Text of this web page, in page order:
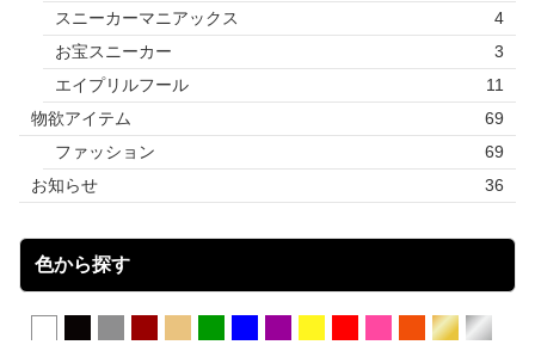
スニーカーマニアックス
4
お宝スニーカー
3
エイプリルフール
11
物欲アイテム
69
ファッション
69
お知らせ
36
色から探す